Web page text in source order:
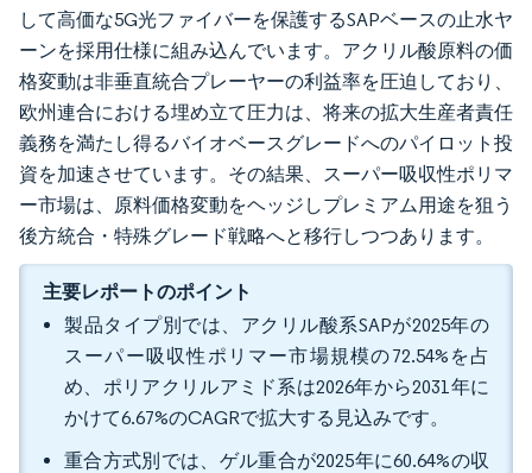
して高価な5G光ファイバーを保護するSAPベースの止水ヤ
ーンを採用仕様に組み込んでいます。アクリル酸原料の価
格変動は非垂直統合プレーヤーの利益率を圧迫しており、
欧州連合における埋め立て圧力は、将来の拡大生産者責任
義務を満たし得るバイオベースグレードへのパイロット投
資を加速させています。その結果、スーパー吸収性ポリマ
ー市場は、原料価格変動をヘッジしプレミアム用途を狙う
後方統合・特殊グレード戦略へと移行しつつあります。
主要レポートのポイント
製品タイプ別では、アクリル酸系SAPが2025年の
スーパー吸収性ポリマー市場規模の72.54%を占
め、ポリアクリルアミド系は2026年から2031年に
かけて6.67%のCAGRで拡大する見込みです。
重合方式別では、ゲル重合が2025年に60.64%の収